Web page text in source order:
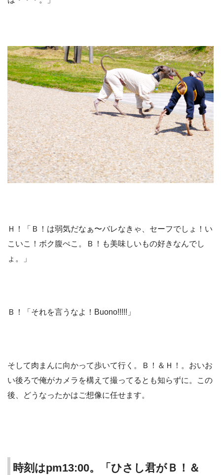
Ｈ！「Ｂ！は弱気だなぁ〜バレなきゃ、セーフでしょ！い
こいこ！ボク腹ぺこ。Ｂ！も美味しいもの好きなんでし
ょ。」
Ｂ！「それを言うなよ！Buono!!!!!」
そして肉まんに向かって歩いて行く。Ｂ！＆Ｈ！。おいお
い後ろで俺がカメラを構えて撮ってるとも知らずに。この
後、どうなったかはご想像に任せます。
時刻はpm13:00。「ひさし君がＢ！＆